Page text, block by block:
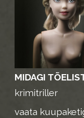
MIDAGI
krimitriller
vaata